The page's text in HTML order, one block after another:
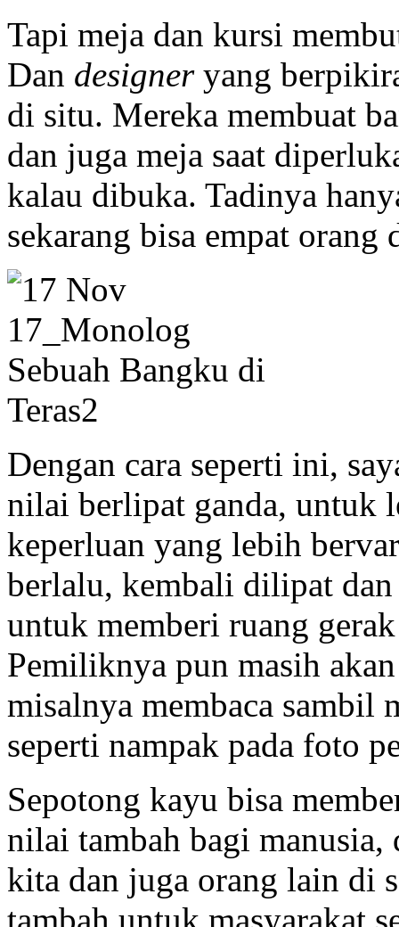
Tapi meja dan kursi
Dan designeryang
di situ. Mereka membuat
dan juga meja saat
kalau dibuka. Tadinya
sekarang bisa empat orang
Dengan cara seperti ini,
nilai berlipat ganda, untuk
keperluan yang lebih
berlalu, kembali dilipat
untuk memberi ruang
Pemiliknya pun masih
misalnya membaca sambil
seperti nampak pada foto
Sepotong kayu bisa
nilai tambah bagi
kita dan juga orang lain di
tambah untuk masyarakat